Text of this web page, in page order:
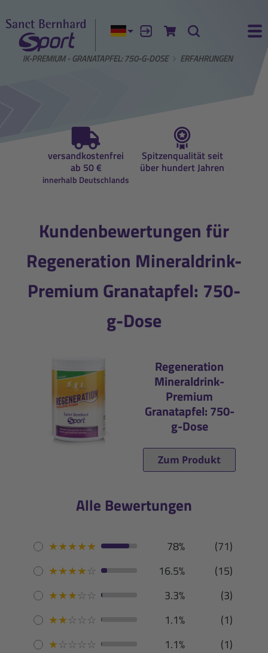
Aktuelle Sprache:
AnmeldenZum Warenkorb
Suche
PREMIUM - GRANATAPFEL: 750-G-DOSE ERFAHRUNGEN
versandkostenfrei
ab 50 €
innerhalb Deutschlands
Spitzenqualität seit
über hundert Jahren
Kundenbewertungen für
Regeneration Mineraldrink-
Premium Granatapfel: 750-
g-Dose
Regeneration
Mineraldrink-
Premium
Granatapfel: 750-
g-Dose
Zum Produkt
Alle Bewertungen
★★★★★ 78%
(71)
★★★★☆ 16.5%
(15)
★★★☆☆ 3.3%
(3)
★★☆☆☆ 1.1%
(1)
★☆☆☆☆ 1.1% (1)